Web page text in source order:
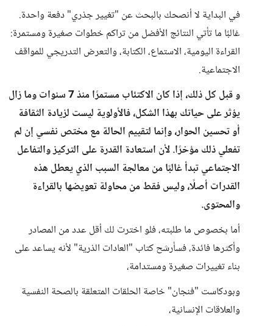
في البداية لا أنصحك بالبحث عن "تغيير جذري" دفعة واحدة.
غالبًا ما تأتي النتائج الأفضل من تراكم خطوات صغيرة ومستمرة:
القراءة اليومية، الاستماع، الكتابة، والتعرض التدريجي للمواقف
الاجتماعية.
و قبل كل ذلك، إذا كان الاكتئاب مستمرًا منذ 7 سنوات وما زال
يؤثر على حياتك بهذا الشكل، فالأولوية ليست لزيادة الثقافة
أو تحسين الحوار، وإنما لتقييم الحالة مع مختص نفسي إن لم
تفعلي ذلك مؤخرًا. لأن استعادة القدرة على التركيز والتفاعل
الاجتماعي تبدأ غالبًا من معالجة السبب الذي يعطل هذه
القدرات أصلًا، وليس فقط من محاولة تعويضها بالقراءة
والمحتوى.
أما بخصوص ما طلبته، فلو اخترت لك أقل عدد من المصادر
وأكثرها فائدة، فسأرشح كتاب "العادات الذرية" لأنه يساعد على
بناء تغييرات صغيرة ومستدامة،
وبودكاست "فنجان" خاصة الحلقات المتعلقة بالصحة النفسية
والعلاقات الإنسانية،